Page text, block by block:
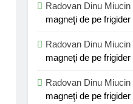
Radovan Dinu Miucin
magneţi de pe frigider
Radovan Dinu Miucin
magneţi de pe frigider
Radovan Dinu Miucin
magneţi de pe frigider